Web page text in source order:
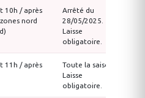
10h / après
nord
Arrêté du
28/05/2025.
Laisse
obligatoire.
11h / après
Toute la saison.
Laisse
obligatoire.